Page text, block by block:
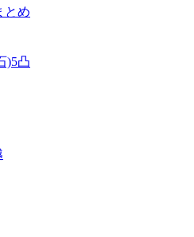
とめ
)5凸